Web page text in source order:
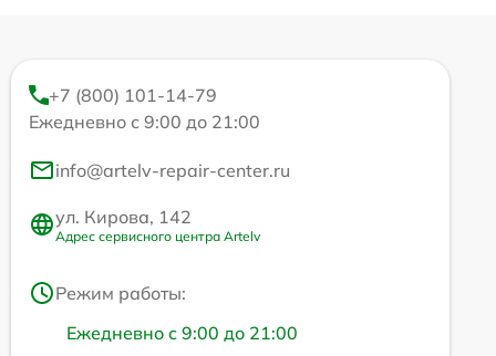
+7 (800) 101-14-79
Ежедневно с 9:00 до 21:00
info@artelv-repair-center.ru
ул. Кирова, 142
Адрес сервисного центра Artelv
Режим работы:
Ежедневно с 9:00 до 21:00